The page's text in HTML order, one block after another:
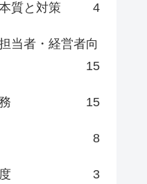
質と対策 4
当者・経営者向
15
15
8
3